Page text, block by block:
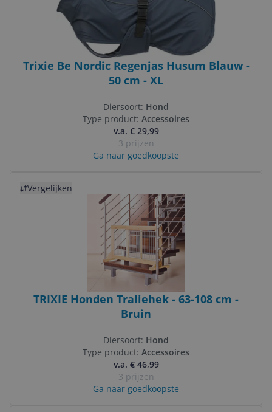
Trixie Be Nordic Regenjas Husum Blauw -
50 cm - XL
Diersoort: Hond
Type product: Accessoires
v.a. € 29,99
3 prijzen
Ga naar goedkoopste
Vergelijken
TRIXIE Honden Traliehek - 63-108 cm -
Bruin
Diersoort: Hond
Type product: Accessoires
v.a. € 46,99
3 prijzen
Ga naar goedkoopste